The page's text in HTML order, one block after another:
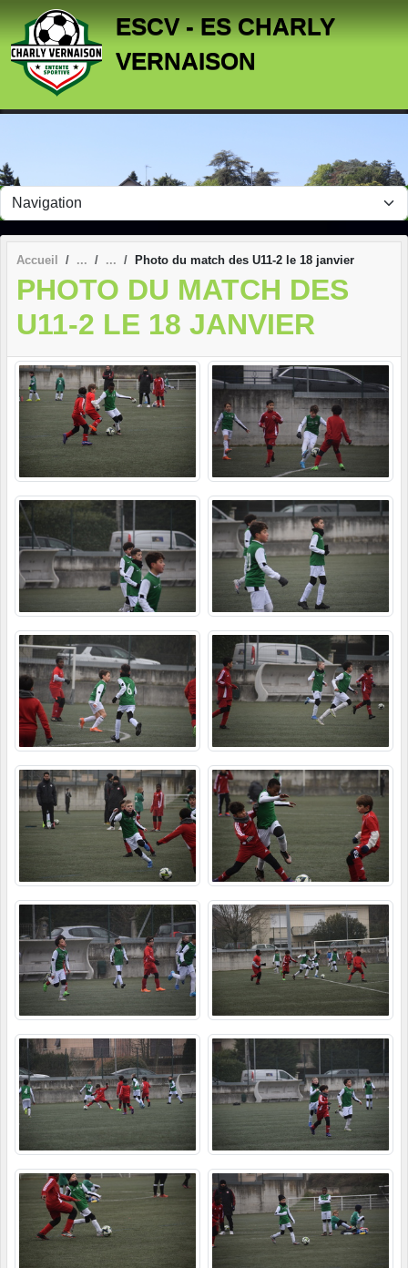
ESCV - ES CHARLY
VERNAISON
Accueil Photo du match des U11-2 le 18 janvier
PHOTO DU MATCH DES
U11-2 LE 18 JANVIER
Panneau de gestion des cookies